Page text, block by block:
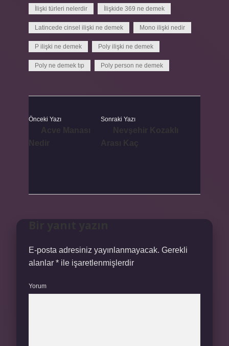
İlişki türleri nelerdir İlişkide 369 ne demek
Latincede cinsel ilişki ne demek Mono ilişki nedir
P ilişki ne demek Poly ilişki ne demek
Poly ne demek tıp Poly person ne demek
Önceki Yazı Sonraki Yazı
E-posta adresiniz yayınlanmayacak. Gerekli
alanlar * ile işaretlenmişlerdir
Yorum